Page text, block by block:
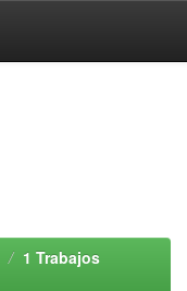
1 Trabajos